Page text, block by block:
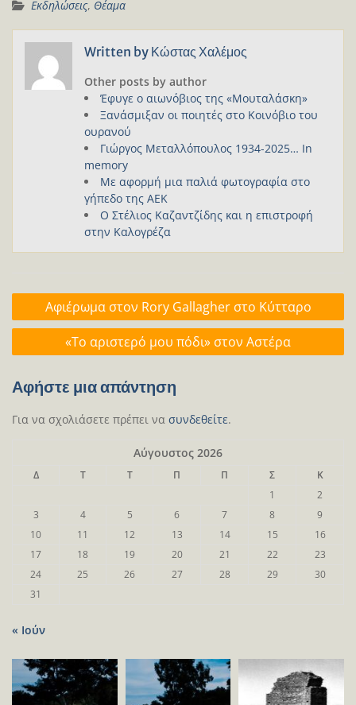
Εκδηλώσεις, Θέαμα
Written by Κώστας Χαλέμος
Other posts by author
Έφυγε ο αιωνόβιος της «Μουταλάσκη»
Ξανάσμιξαν οι ποιητές στο Κοινόβιο του
ουρανού
Γιώργος Μεταλλόπουλος 1934-2025… In
memory
Με αφορμή μια παλιά φωτογραφία στο
γήπεδο της ΑΕΚ
Ο Στέλιος Καζαντζίδης και η επιστροφή
στην Καλογρέζα
Πλοήγηση
άρθρων
Αφιέρωμα στον Rory Gallagher στο Κύτταρο
«Το αριστερό μου πόδι» στον Αστέρα
Αφήστε μια απάντηση
Για να σχολιάσετε πρέπει να συνδεθείτε.
Αύγουστος 2026
Δ Τ Τ Π Π Σ
Κ
1
2
3
4 5 6 7 8
9
10
11 12 13 14 15
16
17
18 19 20 21 22
23
24
25 26 27 28 29
30
31
« Ιούν